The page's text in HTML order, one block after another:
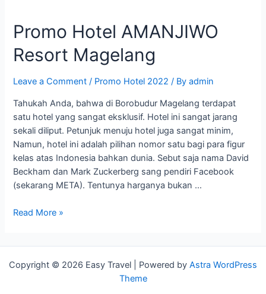
Promo Hotel AMANJIWO
Resort Magelang
Leave a Comment / Promo Hotel 2022 / Byadmin
Tahukah Anda, bahwa di Borobudur Magelang terdapat
satu hotel yang sangat eksklusif. Hotel ini sangat jarang
sekali diliput. Petunjuk menuju hotel juga sangat minim,
Namun, hotel ini adalah pilihan nomor satu bagi para figur
kelas atas Indonesia bahkan dunia. Sebut saja nama David
Beckham dan Mark Zuckerberg sang pendiri Facebook
(sekarang META). Tentunya harganya bukan …
Promo
Magelang
Read More »
Copyright © 2026 Easy Travel | Powered by Astra WordPress
Theme